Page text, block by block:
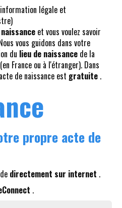
légale et
et vous voulez savoir
vous guidons dans votre
du lieu de naissance de la
France ou à l'étranger). Dans
de naissance est gratuite .
propre acte de
directement sur internet .
.